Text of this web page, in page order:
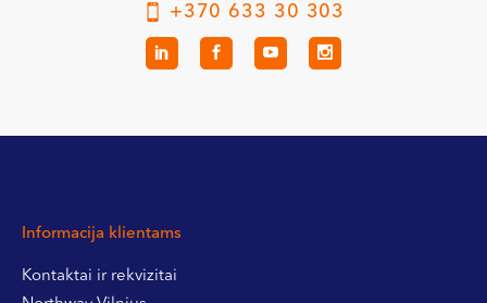
+370 633 30 303
Informacija klientams
Kontaktai ir rekvizitai